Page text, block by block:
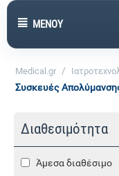
ΜΕΝΟΎ
Medical.gr /
Συσκευές
Διαθεσιμότητα
Άμεσα διαθέσιμο